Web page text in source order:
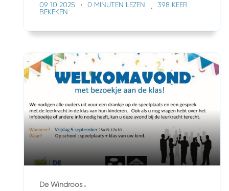
09 10 2025 0 MINUTEN LEZEN
398 KEER
BEKEKEN
De Windroos